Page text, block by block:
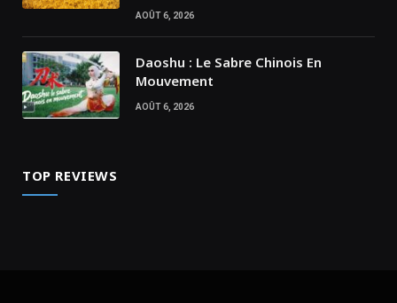
AOÛT 6, 2026
Daoshu : Le Sabre Chinois En
Mouvement
AOÛT 6, 2026
TOP REVIEWS